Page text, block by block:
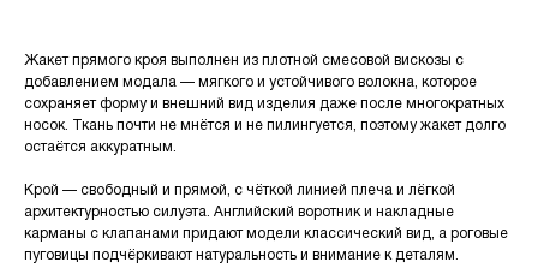
Жакет прямого кроя выполнен из плотной смесовой вискозы с
добавлением модала — мягкого и устойчивого волокна, которое
сохраняет форму и внешний вид изделия даже после многократных
носок. Ткань почти не мнётся и не пилингуется, поэтому жакет долго
остаётся аккуратным.
Крой — свободный и прямой, с чёткой линией плеча и лёгкой
архитектурностью силуэта. Английский воротник и накладные
карманы с клапанами придают модели классический вид, а роговые
пуговицы подчёркивают натуральность и внимание к деталям.